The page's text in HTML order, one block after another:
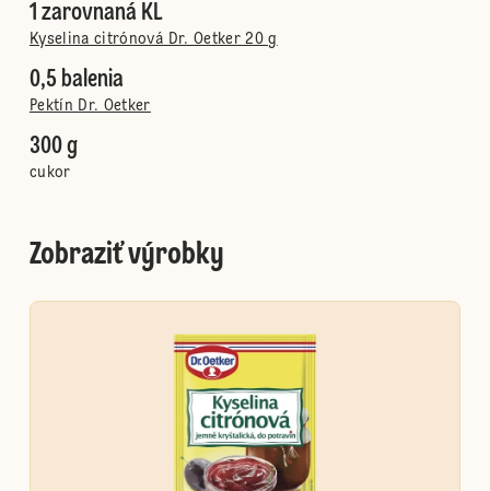
1 zarovnaná KL
Kyselina citrónová Dr. Oetker 20 g
0,5 balenia
Pektín Dr. Oetker
300 g
cukor
Zobraziť výrobky